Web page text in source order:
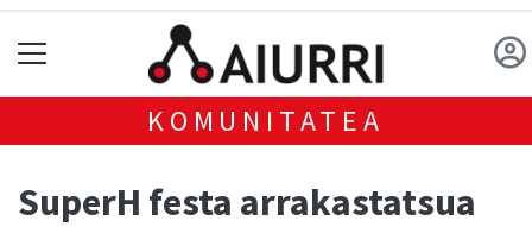
KOMUNITATEA
SuperH festa arrakastatsua